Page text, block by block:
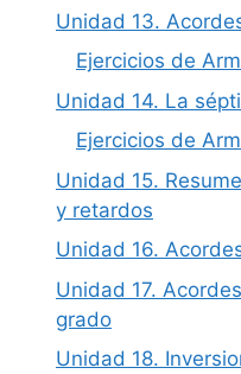
Unidad 13.
Ejercicios de
Unidad 14. La
Ejercicios de
Unidad 15.
y retardos
Unidad 16.
Unidad 17.
grado
Unidad 18.